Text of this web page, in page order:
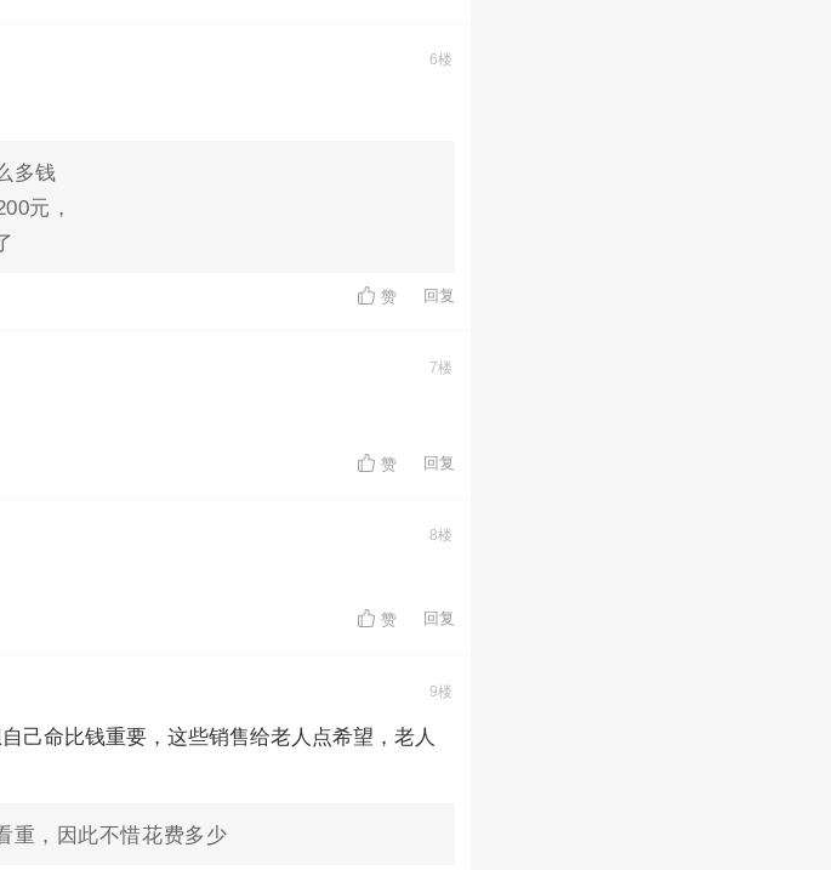
6楼
多钱
元，
赞 回复
7楼
赞 回复
8楼
赞 回复
9楼
己命比钱重要，这些销售给老人点希望，老人
重，因此不惜花费多少